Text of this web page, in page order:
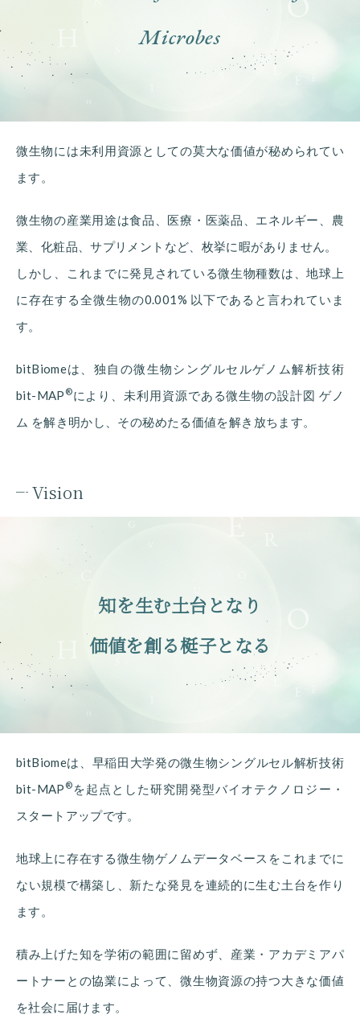
Microbes
微生物には未利用資源としての莫大な価値が秘められてい
ます。
微生物の産業用途は食品、医療・医薬品、エネルギー、農
業、化粧品、サプリメントなど、枚挙に暇がありません。
しかし、これまでに発見されている微生物種数は、地球上
に存在する全微生物の0.001% 以下であると言われていま
す。
bitBiomeは、独自の微生物シングルセルゲノム解析技術
bit-MAP ®により、未利用資源である微生物の設計図 ゲノ
ム を解き明かし、その秘めたる価値を解き放ちます。
Vision
知を生む土台となり
価値を創る梃子となる
bitBiomeは、早稲田大学発の微生物シングルセル解析技術
bit-MAP ® を起点とした研究開発型バイオテクノロジー・
スタートアップです。
地球上に存在する微生物ゲノムデータベースをこれまでに
ない規模で構築し、新たな発見を連続的に生む土台を作り
ます。
積み上げた知を学術の範囲に留めず、産業・アカデミアパ
ートナーとの協業によって、微生物資源の持つ大きな価値
を社会に届けます。